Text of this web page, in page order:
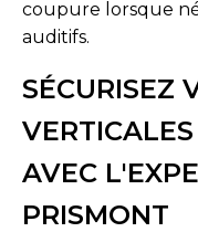
coupure lorsque
auditifs.
SÉCURISEZ
AVEC
PRISMONT